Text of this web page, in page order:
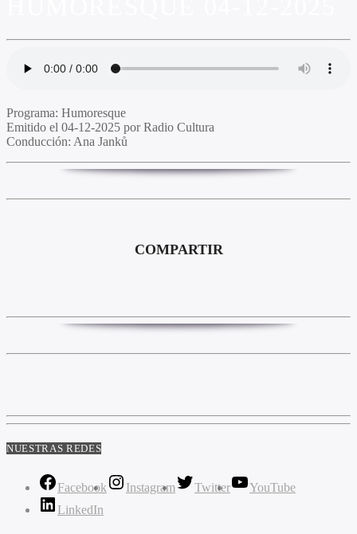
Programa: Humoresque
Emitido el 04-12-2025 por Radio Cultura
Conducción: Ana Janků
COMPARTIR
NUESTRAS REDES
Facebook Instagram Twitter
YouTube
LinkedIn